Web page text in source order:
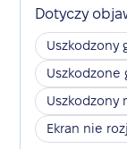
Dotyczy
Uszkodzony
Uszkodzone
Uszkodzony
Ekran nie